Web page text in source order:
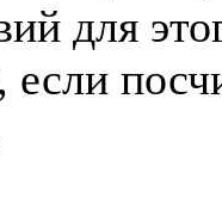
для
если